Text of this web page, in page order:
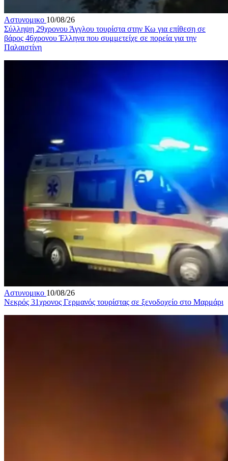
Αστυνομικο 10/08/26
Σύλληψη 29χρονου Άγγλου τουρίστα στην Κω για επίθεση σε
βάρος 46χρονου Έλληνα που συμμετείχε σε πορεία για την
Παλαιστίνη
Αστυνομικο 10/08/26
Νεκρός 31χρονος Γερμανός τουρίστας σε ξενοδοχείο στο Μαρμάρι